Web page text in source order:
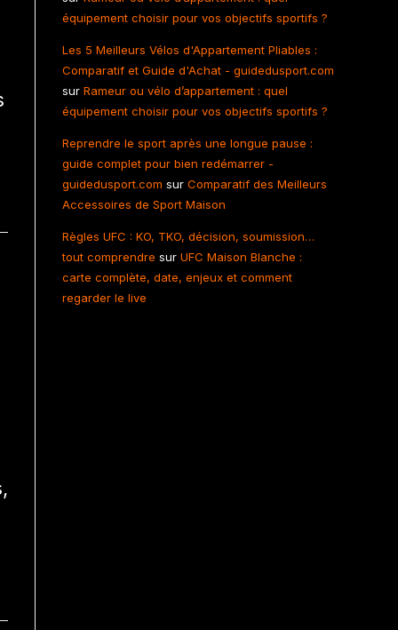
équipement choisir pour vos objectifs sportifs ?
Les 5 Meilleurs Vélos d'Appartement Pliables :
Comparatif et Guide d'Achat - guidedusport.com
sur Rameur ou vélo d’appartement : quel
équipement choisir pour vos objectifs sportifs ?
Reprendre le sport après une longue pause :
guide complet pour bien redémarrer -
guidedusport.com sur Comparatif des Meilleurs
Accessoires de Sport Maison
Règles UFC : KO, TKO, décision, soumission…
tout comprendre sur UFC Maison Blanche :
carte complète, date, enjeux et comment
regarder le live